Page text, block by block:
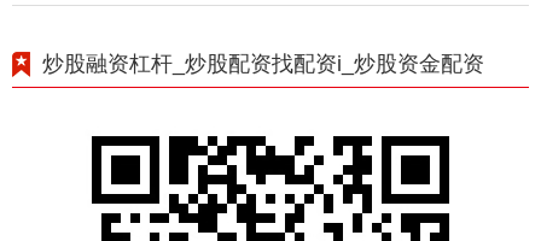
炒股融资杠杆_炒股配资找配资i_炒股资金配资